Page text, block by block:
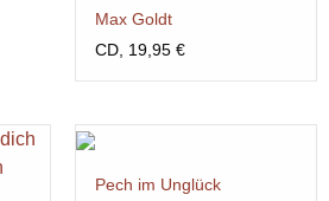
Max Goldt
CD, 19,95 €
Pech im Unglück